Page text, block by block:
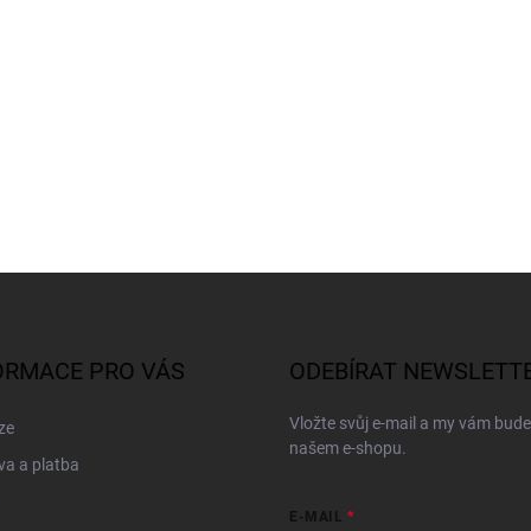
PRO VÁS
a platba
ODEBÍRAT
Vložte svůj e-mail a my vám
našem e-shopu.
E-MAIL